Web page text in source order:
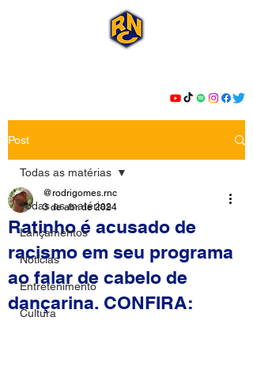
Post
Todas as matérias
Lançamentos
Notícias
Entretenimento
Cultura
Todas as matérias
Ratinho é acusado de
racismo em seu programa
ao falar de cabelo de
dançarina. CONFIRA:
@rodrigomes.rnc
3 de abr. de 2024